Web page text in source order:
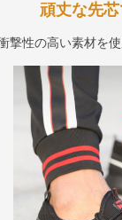
頑丈な先
撃性の高い素材を